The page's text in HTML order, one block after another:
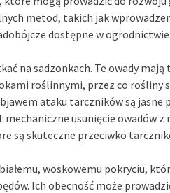
metod, takich jak
dostępne w ogrodnictwie.
na sadzonkach. Te owady mają
roślinnymi, przez co rośliny
ataku tarczników są jasne
usunięcie owadów z
są skuteczne przeciwko
woskowemu pokryciu,
Ich obecność może